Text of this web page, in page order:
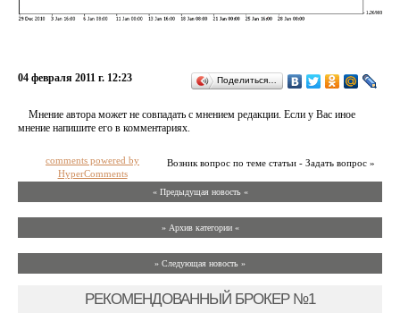
04 февраля 2011 г. 12:23 Поделиться…
Мнение автора может не совпадать с мнением редакции. Если у Вас иное
мнение напишите его в комментариях.
Возник вопрос по теме статьи - Задать вопрос »
comments powered by
HyperComments
« Предыдущая новость «
» Архив категории «
» Следующая новость »
РЕКОМЕНДОВАННЫЙ БРОКЕР №1